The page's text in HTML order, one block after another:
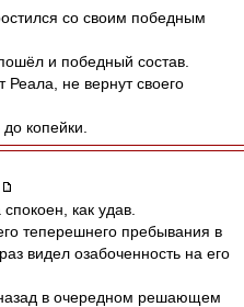
со своим победным
и победный состав.
Реала, не вернут своего
копейки.
как удав.
теперешнего пребывания в
видел озабоченность на его
в очередном решающем